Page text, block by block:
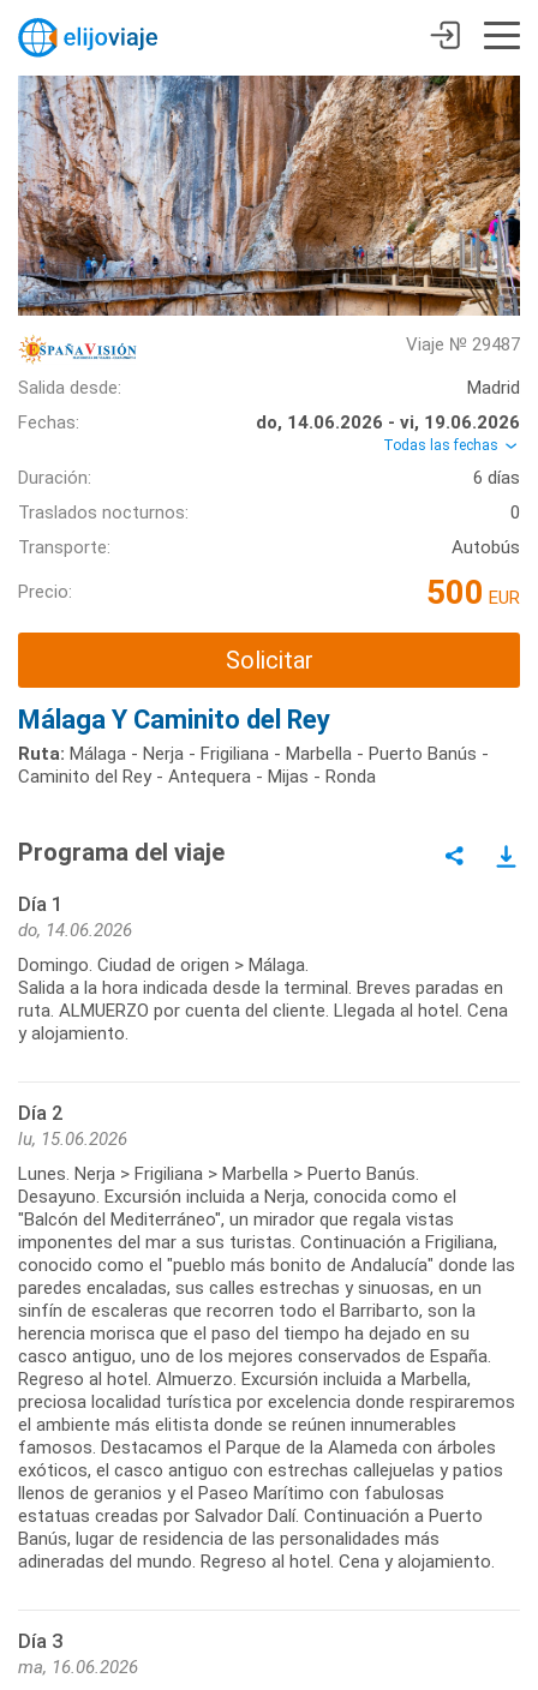
Viaje № 29487
Salida desde:
Madrid
Fechas:
do, 14.06.2026 - vi, 19.06.2026
Todas las fechas
Duración:
6 días
Traslados nocturnos:
0
Transporte:
Autobús
Precio: 500 EUR
Solicitar
Málaga Y Caminito del Rey
Ruta: Málaga - Nerja - Frigiliana - Marbella - Puerto Banús -
Caminito del Rey - Antequera - Mijas - Ronda
Programa del viaje
Día 1
do, 14.06.2026
Domingo. Ciudad de origen > Málaga.
Salida a la hora indicada desde la terminal. Breves paradas en
ruta. ALMUERZO por cuenta del cliente. Llegada al hotel. Cena
y alojamiento.
Día 2
lu, 15.06.2026
Lunes. Nerja > Frigiliana > Marbella > Puerto Banús.
Desayuno. Excursión incluida a Nerja, conocida como el
"Balcón del Mediterráneo", un mirador que regala vistas
imponentes del mar a sus turistas. Continuación a Frigiliana,
conocido como el "pueblo más bonito de Andalucía" donde las
paredes encaladas, sus calles estrechas y sinuosas, en un
sinfín de escaleras que recorren todo el Barribarto, son la
herencia morisca que el paso del tiempo ha dejado en su
casco antiguo, uno de los mejores conservados de España.
Regreso al hotel. Almuerzo. Excursión incluida a Marbella,
preciosa localidad turística por excelencia donde respiraremos
el ambiente más elitista donde se reúnen innumerables
famosos. Destacamos el Parque de la Alameda con árboles
exóticos, el casco antiguo con estrechas callejuelas y patios
llenos de geranios y el Paseo Marítimo con fabulosas
estatuas creadas por Salvador Dalí. Continuación a Puerto
Banús, lugar de residencia de las personalidades más
Día 3
ma, 16.06.2026